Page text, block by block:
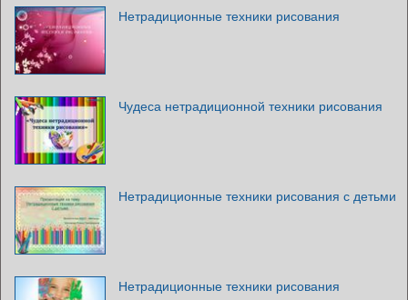
Нетрадиционные техники рисования
Чудеса нетрадиционной техники рисования
Нетрадиционные техники рисования с детьми
Нетрадиционные техники рисования